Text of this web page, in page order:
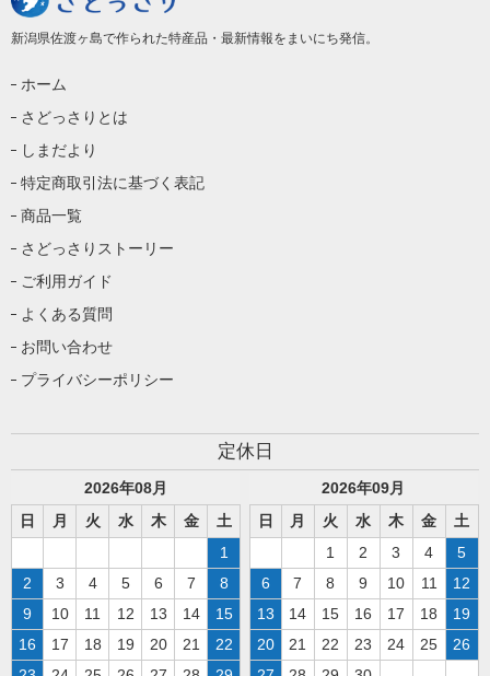
新潟県佐渡ヶ島で作られた特産品・最新情報をまいにち発信。
ホーム
さどっさりとは
しまだより
特定商取引法に基づく表記
商品一覧
さどっさりストーリー
ご利用ガイド
よくある質問
お問い合わせ
プライバシーポリシー
定休日
2026年08月
日
月 火 水 木 金
土
1
2
3 4 5 6 7
8
9
10 11 12 13 14
15
16
17 18 19 20 21
22
2026年09月
日
月 火 水 木 金
土
1
2 3 4
5
6
7 8 9 10 11
12
13
14 15 16 17 18
19
20
21 22 23 24 25
26